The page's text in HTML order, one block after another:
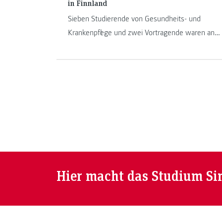
in Finnland
Sieben Studierende von Gesundheits- und
Krankenpflege und zwei Vortragende waren an
Hier macht das Studium